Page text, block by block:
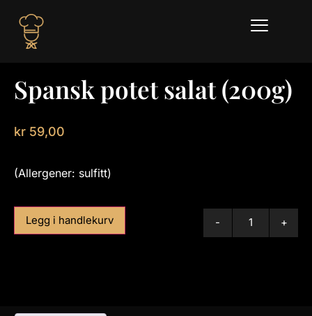
Spansk potet salat (200g)
kr 59,00
(Allergener: sulfitt)
- +
Legg i handlekurv